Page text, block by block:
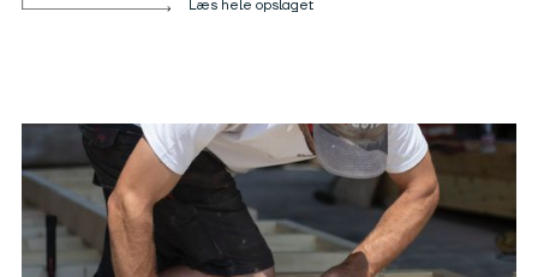
Læs hele opslaget